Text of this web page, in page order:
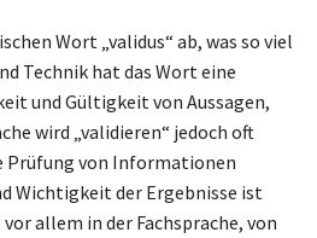
Wort „validus“ ab, was so viel
Technik hat das Wort eine
und Gültigkeit von Aussagen,
wird „validieren“ jedoch oft
Prüfung von Informationen
Wichtigkeit der Ergebnisse ist
allem in der Fachsprache, von